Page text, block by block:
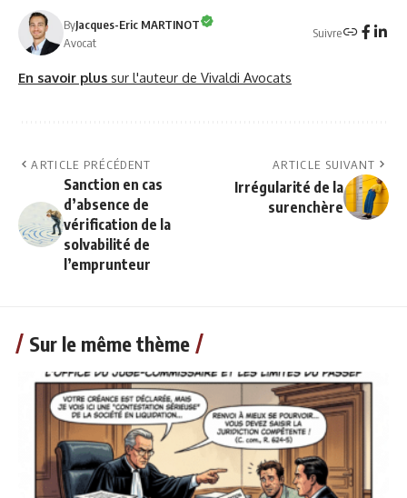
ByJacques-Eric MARTINOT
Avocat
Suivre
En savoir plus sur l'auteur de Vivaldi Avocats
ARTICLE PRÉCÉDENT
Sanction en cas
d’absence de
vérification de la
solvabilité de
l’emprunteur
ARTICLE SUIVANT
Irrégularité de la
surenchère
Sur le même thème